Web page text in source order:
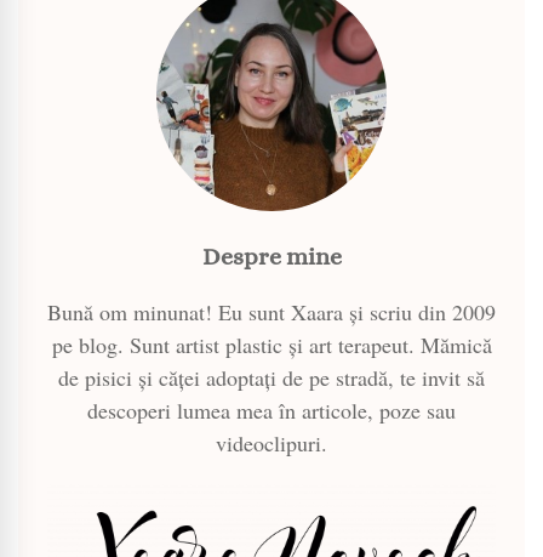
Despre mine
Bună om minunat! Eu sunt Xaara și scriu din 2009
pe blog. Sunt artist plastic și art terapeut. Mămică
de pisici și căței adoptați de pe stradă, te invit să
descoperi lumea mea în articole, poze sau
videoclipuri.